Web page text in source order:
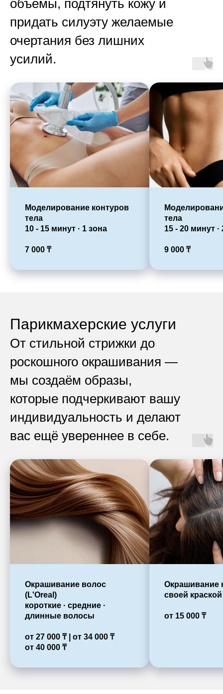
объёмы, подтянуть кожу и
придать силуэту желаемые
очертания без лишних
усилий.
Моделирование контуров
тела
10 - 15 минут · 1 зона
7 000 ₸
тела
15 - 20 минут
9 000 ₸
Парикмахерские услуги
От стильной стрижки до
роскошного окрашивания —
мы создаём образы,
которые подчеркивают вашу
индивидуальность и делают
вас ещё увереннее в себе.
Окрашивание волос
(L'Oreal)
короткие · средние ·
длинные волосы
от 27 000 ₸ | от 34 000 ₸
от 40 000 ₸
Окрашивание
своей краской
от 15 000 ₸